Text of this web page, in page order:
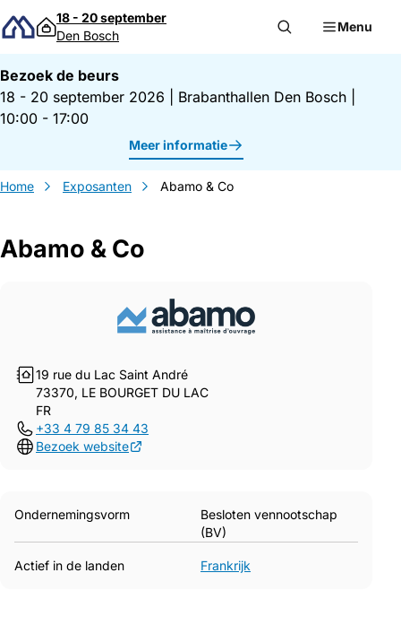
Direct naar inhoud
18 - 20 september
Den Bosch
Menu
Bezoek de beurs
18 - 20 september 2026
Brabanthallen Den Bosch
10:00 - 17:00
Meer informatie
Home Exposanten Abamo & Co
Abamo & Co
19 rue du Lac Saint André
73370, LE BOURGET DU LAC
FR
+33 4 79 85 34 43
Bezoek website
Gegevens Abamo &amp; Co
Ondernemingsvorm
Besloten vennootschap
(BV)
Actief in de landen Frankrijk